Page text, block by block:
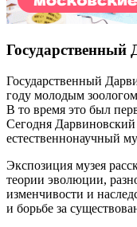
Государственный
Государственный
году молодым
В то время это был
Сегодня
естественнонаучный
Экспозиция музея
теории эволюции,
изменчивости и
и борьбе за